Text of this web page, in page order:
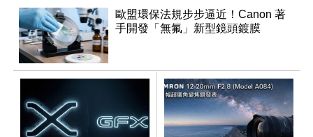
歐盟環保法規步步逼近！Canon 著
手開發「無氟」新型鏡頭鍍膜